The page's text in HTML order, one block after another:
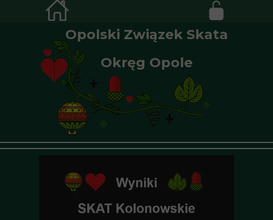
Opolski Związek Skata
Okręg Opole